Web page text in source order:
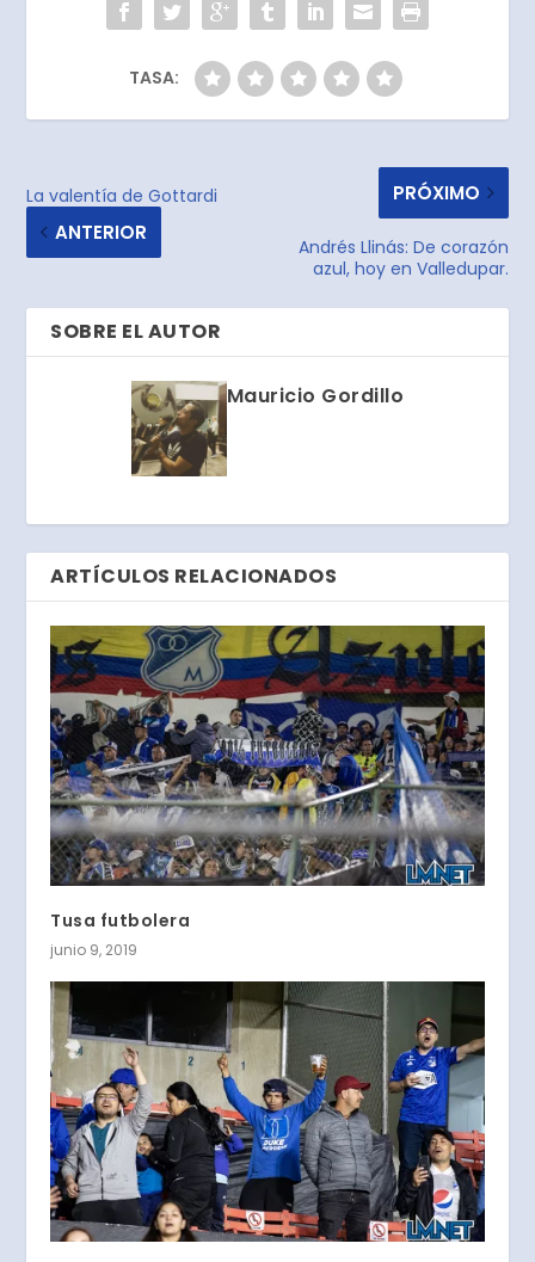
TASA:
La valentía de Gottardi
ANTERIOR
PRÓXIMO
Andrés Llinás: De corazón
azul, hoy en Valledupar.
SOBRE EL AUTOR
Mauricio Gordillo
ARTÍCULOS RELACIONADOS
Tusa futbolera
junio 9, 2019